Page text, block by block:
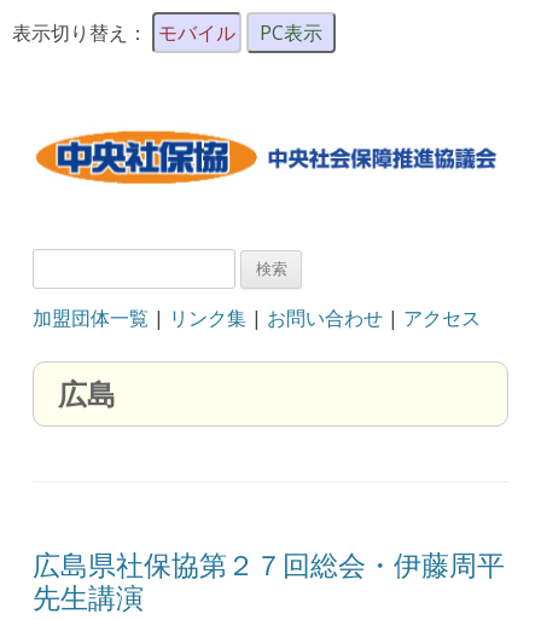
表示切り替え： モバイル PC表示
検
加盟団体一覧 | リンク集 | お問い合わせ | アクセス
広島
広島県社保協第２７回総会・伊藤周平
先生講演